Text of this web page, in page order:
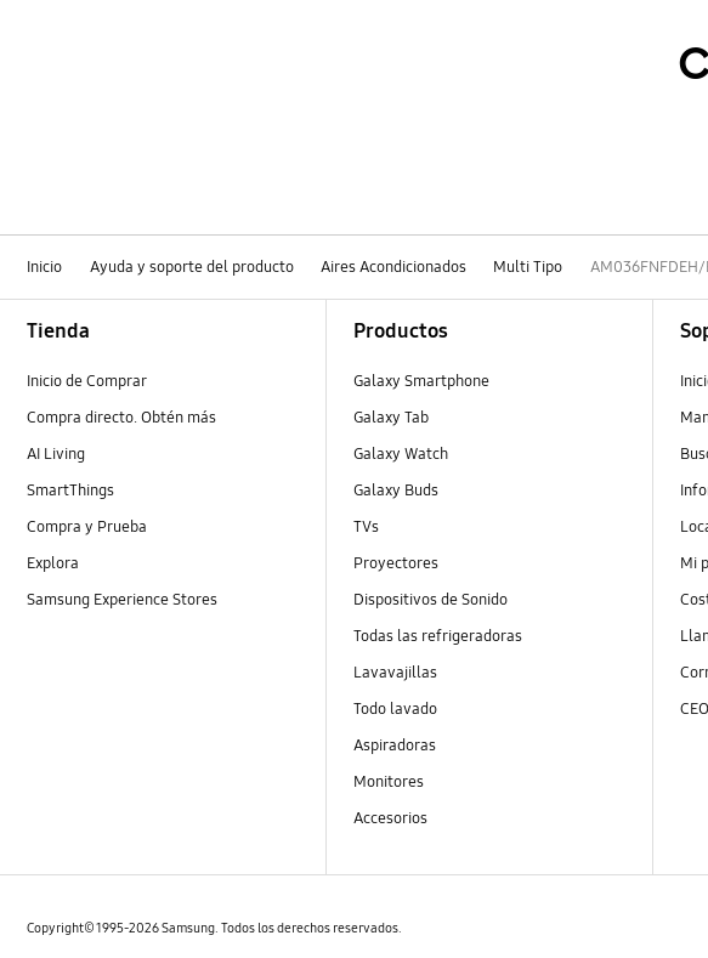
Inicio Ayuda y soporte del producto Aires Acondicionados Multi Tipo AM036FNFDEH/
Tienda
Inicio de Comprar
Compra directo. Obtén más
AI Living
SmartThings
Compra y Prueba
Explora
Samsung Experience Stores
Productos
Galaxy Smartphone
Galaxy Tab
Galaxy Watch
Galaxy Buds
TVs
Proyectores
Dispositivos de Sonido
Todas las refrigeradoras
Lavavajillas
Todo lavado
Aspiradoras
Monitores
Accesorios
Mi
Copyright© 1995-2026 Samsung. Todos los derechos reservados.